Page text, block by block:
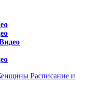
Расписание и